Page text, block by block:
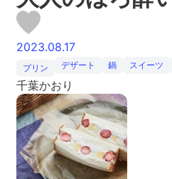
2023.08.17
プリン デザート 鍋 スイーツ
千葉かおり